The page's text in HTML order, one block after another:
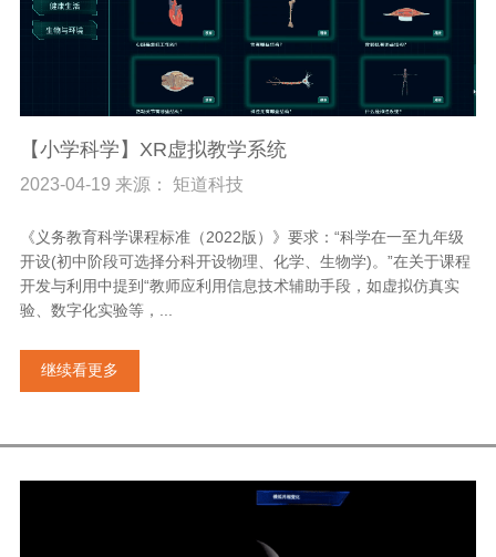
【小学科学】XR虚拟教学系统
2023-04-19 来源： 矩道科技
《义务教育科学课程标准（2022版）》要求：“科学在一至九年级
开设(初中阶段可选择分科开设物理、化学、生物学)。”在关于课程
开发与利用中提到“教师应利用信息技术辅助手段，如虚拟仿真实
验、数字化实验等，...
继续看更多